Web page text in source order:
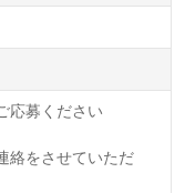
応募ください
絡をさせていただ